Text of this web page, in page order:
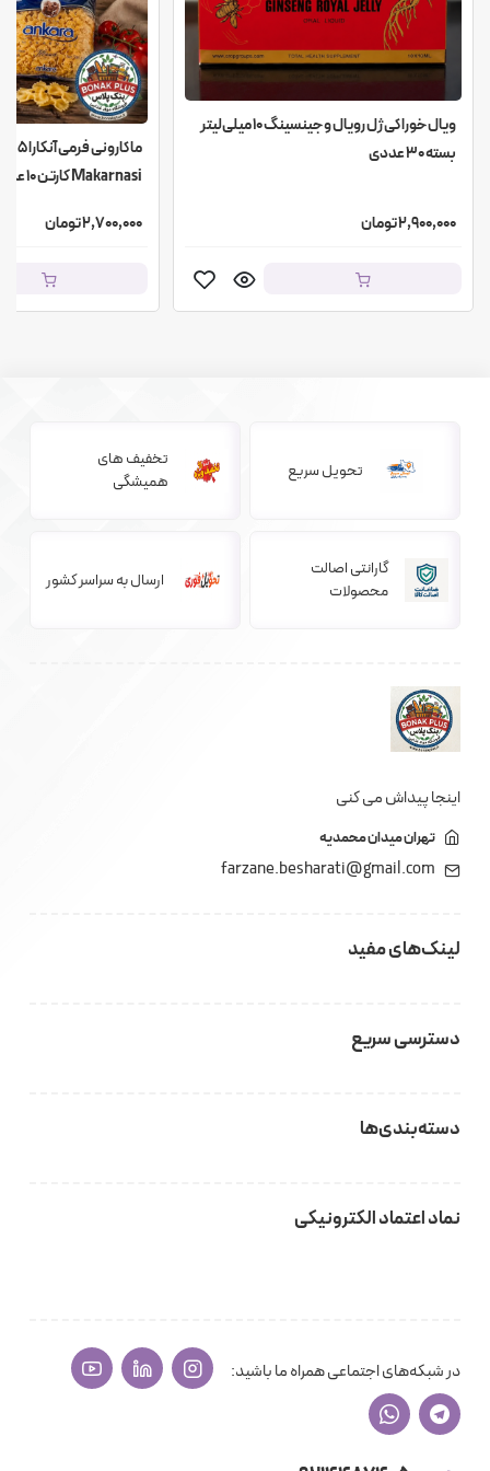
ویال خوراکی ژل رویال و جینسینگ ۱۰ میلی‌لیتر
بسته ۳۰ عددی
2,900,000 تومان
Makarnasi کارتن ۱۰ عددی
2,700,000 تومان
تحویل سریع
تخفیف های
همیشگی
گارانتی اصالت
محصولات
ارسال به سراسر کشور
اینجا پیداش می کنی
تهران میدان محمدیه
farzane.besharati@gmail.com
لینک‌های مفید
دسترسی سریع
دسته‌بندی‌ها
نماد اعتماد الکترونیکی
در شبکه‌های اجتماعی همراه ما باشید: